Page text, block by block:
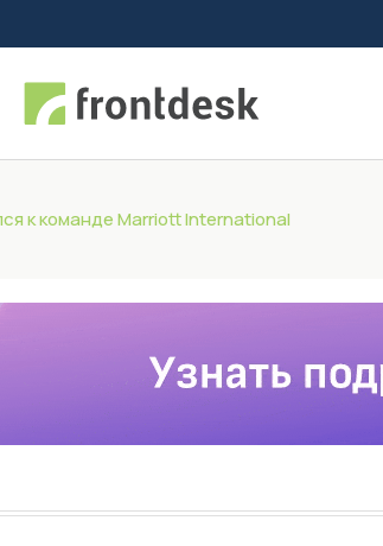
к команде Marriott International